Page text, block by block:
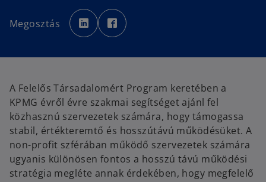
Megosztás
o
p
e
n
t
b
p
e
w
t
a
b
A Felelős Társadalomért Program keretében a
KPMG évről évre szakmai segítséget ajánl fel
közhasznú szervezetek számára, hogy támogassa
stabil, értékteremtő és hosszútávú működésüket. A
non-profit szférában működő szervezetek számára
ugyanis különösen fontos a hosszú távú működési
stratégia megléte annak érdekében, hogy megfelelő